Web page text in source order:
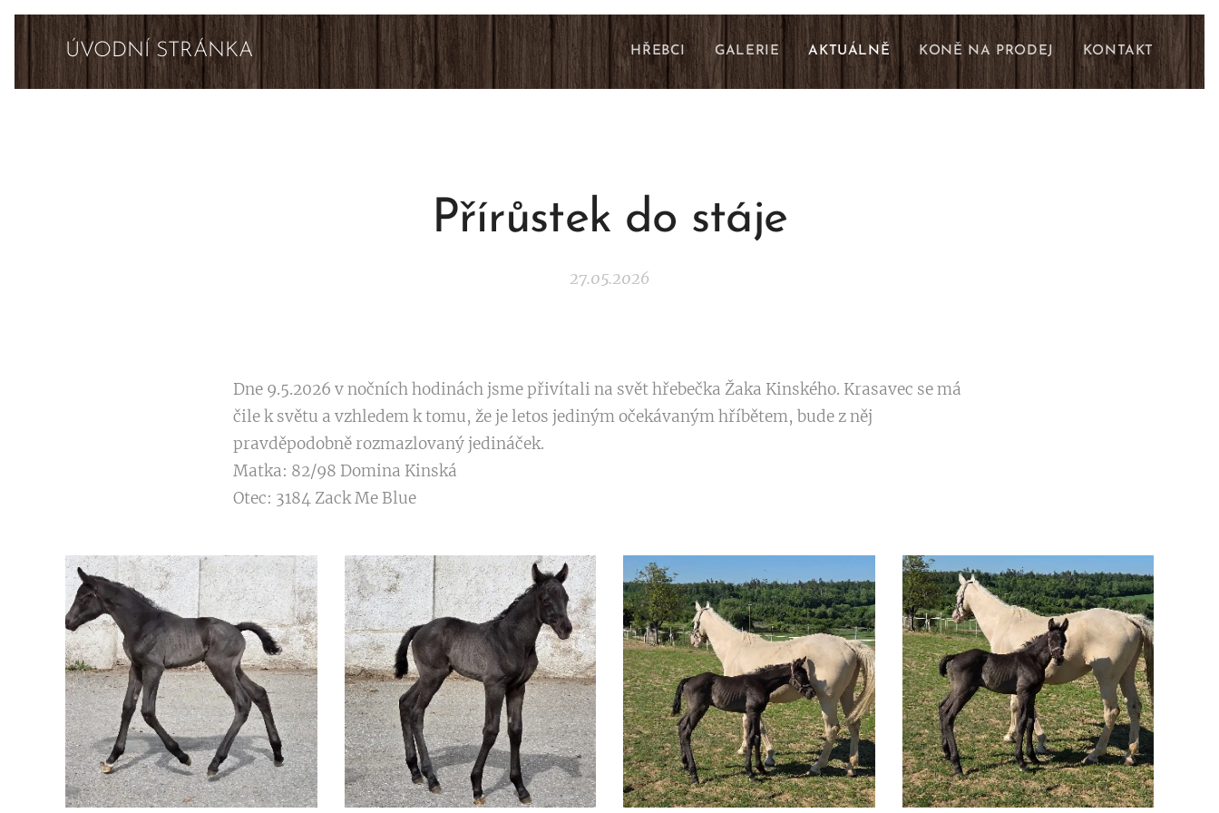
ÚVODNÍ STRÁNKA HŘEBCI GALERIE AKTUÁLNĚ KONĚ NA PRODEJ KONTAKT
Přírůstek do stáje
27.05.2026
Dne 9.5.2026 v nočních hodinách jsme přivítali na svět hřebečka Žaka Kinského. Krasavec se má
čile k světu a vzhledem k tomu, že je letos jediným očekávaným hříbětem, bude z něj
pravděpodobně rozmazlovaný jedináček.
Matka: 82/98 Domina Kinská
Otec: 3184 Zack Me Blue